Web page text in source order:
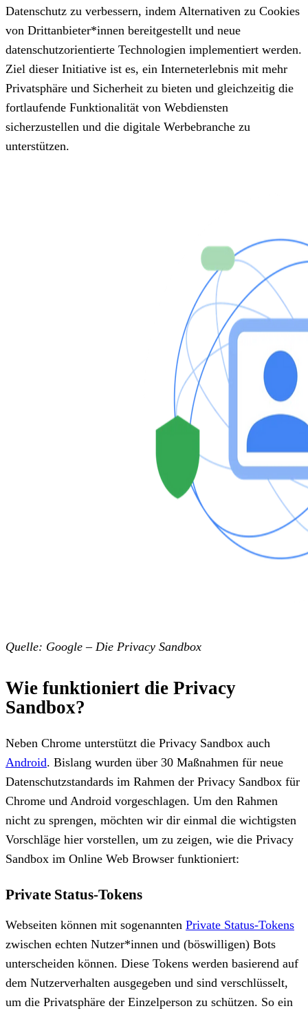
Datenschutz zu verbessern, indem Alternativen zu Cookies
von Drittanbieter*innen bereitgestellt und neue
datenschutzorientierte Technologien implementiert werden.
Ziel dieser Initiative ist es, ein Interneterlebnis mit mehr
Privatsphäre und Sicherheit zu bieten und gleichzeitig die
fortlaufende Funktionalität von Webdiensten
sicherzustellen und die digitale Werbebranche zu
unterstützen.
Quelle: Google – Die Privacy Sandbox
Wie funktioniert die Privacy
Sandbox?
Neben Chrome unterstützt die Privacy Sandbox auch
Android. Bislang wurden über 30 Maßnahmen für neue
Datenschutzstandards im Rahmen der Privacy Sandbox für
Chrome und Android vorgeschlagen. Um den Rahmen
nicht zu sprengen, möchten wir dir einmal die wichtigsten
Vorschläge hier vorstellen, um zu zeigen, wie die Privacy
Sandbox im Online Web Browser funktioniert:
Private Status-Tokens
Webseiten können mit sogenannten Private Status-Tokens
zwischen echten Nutzer*innen und (böswilligen) Bots
unterscheiden können. Diese Tokens werden basierend auf
dem Nutzerverhalten ausgegeben und sind verschlüsselt,
um die Privatsphäre der Einzelperson zu schützen. So ein